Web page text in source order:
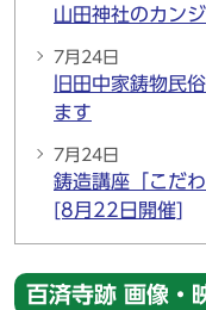
山田神社のカン
7月24日
旧田中家鋳物民
ます
7月24日
鋳造講座「こだ
[8月22日開催]
百済寺跡 画像・